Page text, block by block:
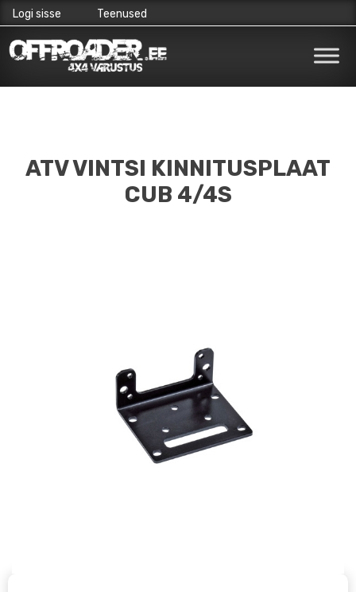
to
Logi sisse Teenused
ATV VINTSI KINNITUSPLAAT
CUB 4/4S